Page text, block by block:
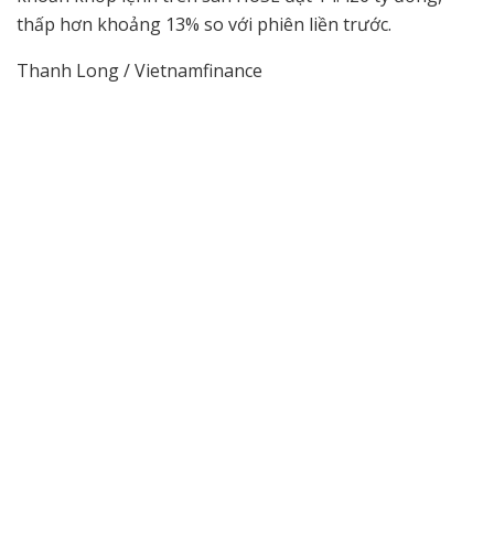
thấp hơn khoảng 13% so với phiên liền trước.
Thanh Long / Vietnamfinance